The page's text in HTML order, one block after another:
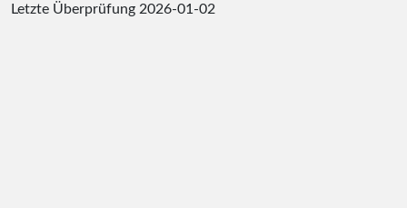
Letzte Überprüfung 2026-01-02